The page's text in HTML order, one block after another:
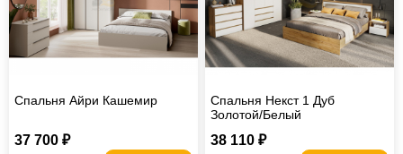
Спальня Айри Кашемир
37 700 ₽
Спальня Некст 1 Дуб
Золотой/Белый
38 110 ₽